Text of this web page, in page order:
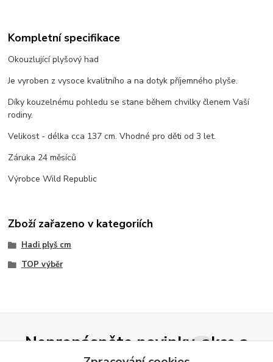
Kompletní specifikace
Okouzlující plyšový had
Je vyroben z vysoce kvalitního a na dotyk příjemného plyše.
Díky kouzelnému pohledu se stane během chvilky členem Vaší
rodiny.
Velikost - délka cca 137 cm. Vhodné pro děti od 3 let.
Záruka 24 měsíců
Výrobce Wild Republic
Zboží zařazeno v kategoriích
Hadi plyš cm
TOP výběr
Nepropásněte novinky, akce a